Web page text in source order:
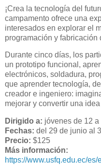
¡Crea la tecnología del
campamento ofrece una
interesados en explorar el
programación y fabricación
Durante cinco días, los
un prototipo funcional,
electrónicos, soldadura,
que aprender tecnología,
creador e ingeniero:
mejorar y convertir una
Dirigido a: jóvenes de 12
Fechas: del 29 de junio al
Precio: $125
Más información:
https://www.usfq.edu.ec/